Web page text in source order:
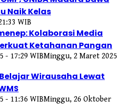
Naik Kelas
WIB
Kolaborasi Media
Ketahanan Pangan
- 17:29 WIBMinggu, 2 Maret 2025
Wirausaha Lewat
- 11:36 WIBMinggu, 26 Oktober